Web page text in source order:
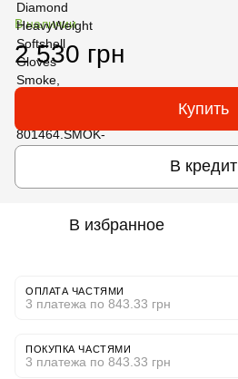
В наличии
2 530 грн
Купить
В кредит
В избранное
ОПЛАТА ЧАСТЯМИ
3 платежа по 843.33 грн
ПОКУПКА ЧАСТЯМИ
3 платежа по 843.33 грн